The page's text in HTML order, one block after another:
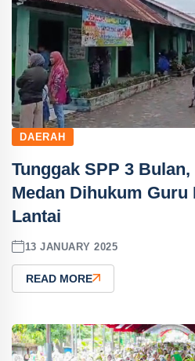
DAERAH
Tunggak SPP 3
Medan Dihukum
Lantai
13 JANUARY 2025
READ MORE